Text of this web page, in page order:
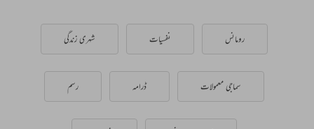
رومانس نفسیات شہری زندگی
سماجی معمولات ڈرامہ رسم